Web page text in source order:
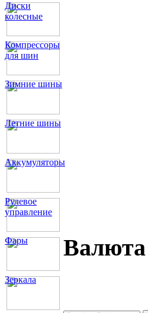
Диски
колесные
Компрессоры
для шин
Зимние шины
Летние шины
Аккумуляторы
Рулевое
управление
Фары
Зеркала
Валюта